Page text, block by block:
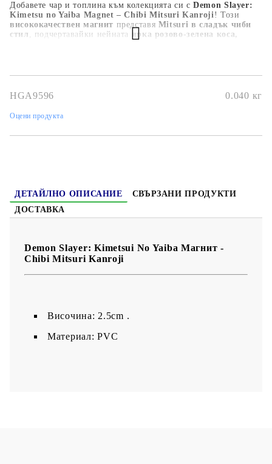
Добавете чар и топлина към колекцията си сDemon Slayer:
Kimetsu no Yaiba Magnet – Chibi Mitsuri Kanroji! Този
висококачествен магнит представя Mitsuri в сладък чиби
стил
, подчертавайки нейната ярка розово-зелена коса,
шкафче или всяка магнитна повърхност. Задължителен за
колекционерите
носи радост,
HGA9596 0.040 кг
Оцени продукта
ДЕТАЙЛНО ОПИСАНИЕ
СВЪРЗАНИ ПРОДУКТИ
ДОСТАВКА
Demon Slayer: Kimetsui No Yaiba Магнит -
Chibi Mitsuri Kanroji
Височина: 2.5cm .
Материал: PVC